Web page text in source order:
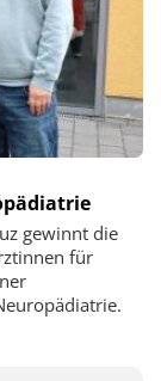
gewinnt die
für